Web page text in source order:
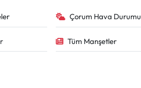
Çorum Hava Durumu
Tüm Manşetler